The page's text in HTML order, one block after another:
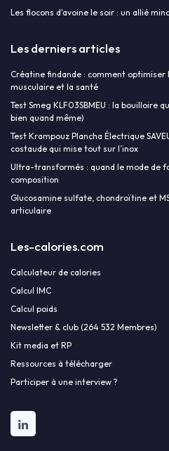
Les flocons d'avoine le soir : un allié
Les derniers articles
Créatine findande : comment optimiser
musculaire et la santé
Test Smeg KLF03SBMEU : la bouilloire
bien quand même)
Test Krampouz Plancha Électrique
costaude qui mise tout sur l’inox
Ultra-transformés : quand le mode de
composition
Glucosamine sulfate, chondroïtine et
articulaire
Les-calories.com
Calculateur de calories
Calcul IMC
Calcul poids
Newsletter & club (264 532 Membres)
Kit media et RP
Ressources à télécharger
Participer à une interview ?